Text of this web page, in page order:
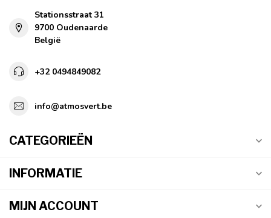
Stationsstraat 31
9700 Oudenaarde
België
+32 0494849082
info@atmosvert.be
CATEGORIEËN
INFORMATIE
MIJN ACCOUNT